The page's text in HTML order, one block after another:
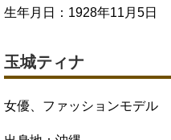
生年月日：1928年11月5日
玉城ティナ
女優、ファッションモデル